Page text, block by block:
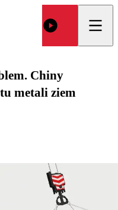
Chiny
metali ziem